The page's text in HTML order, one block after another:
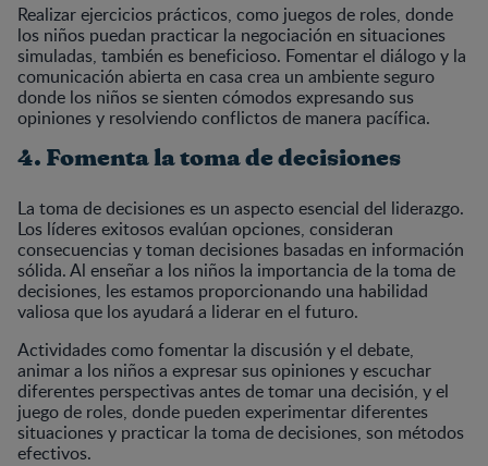
Realizar ejercicios prácticos, como juegos de roles, donde
los niños puedan practicar la negociación en situaciones
simuladas, también es beneficioso. Fomentar el diálogo y la
comunicación abierta en casa crea un ambiente seguro
donde los niños se sienten cómodos expresando sus
opiniones y resolviendo conflictos de manera pacífica.
4. Fomenta la toma de decisiones
La toma de decisiones es un aspecto esencial del liderazgo.
Los líderes exitosos evalúan opciones, consideran
consecuencias y toman decisiones basadas en información
sólida. Al enseñar a los niños la importancia de la toma de
decisiones, les estamos proporcionando una habilidad
valiosa que los ayudará a liderar en el futuro.
Actividades como fomentar la discusión y el debate,
animar a los niños a expresar sus opiniones y escuchar
diferentes perspectivas antes de tomar una decisión, y el
juego de roles, donde pueden experimentar diferentes
situaciones y practicar la toma de decisiones, son métodos
efectivos.